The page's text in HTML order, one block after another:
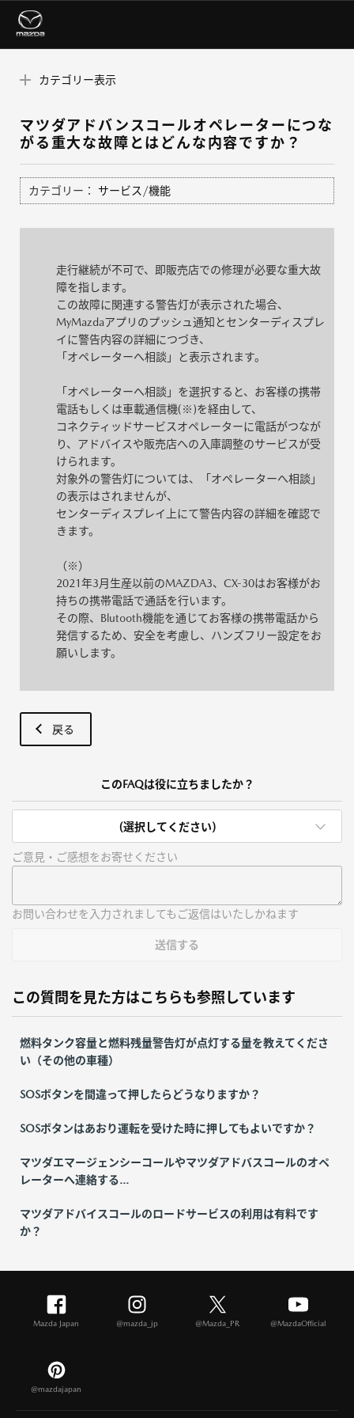
カテゴリー表示
マツダアドバンスコールオペレーターにつな
がる重大な故障とはどんな内容ですか？
カテゴリー： サービス/機能
走行継続が不可で、即販売店での修理が必要な重大故
障を指します。
この故障に関連する警告灯が表示された場合、
MyMazdaアプリのプッシュ通知とセンターディスプレ
イに警告内容の詳細につづき、
「オペレーターへ相談」と表示されます。
「オペレーターへ相談」を選択すると、お客様の携帯
電話もしくは車載通信機(※)を経由して、
コネクティッドサービスオペレーターに電話がつなが
り、アドバイスや販売店への入庫調整のサービスが受
けられます。
対象外の警告灯については、「オペレーターへ相談」
の表示はされませんが、
センターディスプレイ上にて警告内容の詳細を確認で
きます。
（※）
2021年3月生産以前のMAZDA3、CX-30はお客様がお
持ちの携帯電話で通話を行います。
その際、Blutooth機能を通じてお客様の携帯電話から
発信するため、安全を考慮し、ハンズフリー設定をお
願いします。
戻る
このFAQは役に立ちましたか？
(選択してください)
ご意見・ご感想をお寄せください
お問い合わせを入力されましてもご返信はいたしかねます
送信する
この質問を見た方はこちらも参照しています
燃料タンク容量と燃料残量警告灯が点灯する量を教えてくださ
い（その他の車種）
SOSボタンを間違って押したらどうなりますか？
SOSボタンはあおり運転を受けた時に押してもよいですか？
マツダエマージェンシーコールやマツダアドバスコールのオペ
レーターへ連絡する...
マツダアドバイスコールのロードサービスの利用は有料です
か？
Mazda Japan @mazda_jp @Mazda_PR @MazdaOfficial
@mazdajapan